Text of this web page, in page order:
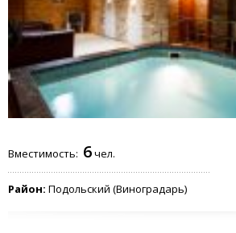
Вместимость: 6чел.
Район: Подольский (Виноградарь)